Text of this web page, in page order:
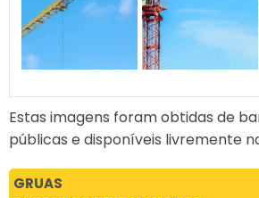
Estas imagens foram obtidas de
públicas e disponíveis livremente
GRUAS